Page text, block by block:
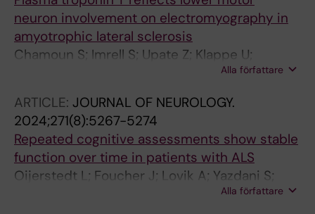
neuron involvement on electromyography in
amyotrophic lateral sclerosis
Chamoun S; Imrell S; Upate Z; Klappe U;
Oijerstedt L; Yazdani S; Franko MA; Foucher J;
Svennberg E; Juto A; Ingre C
Alla författare
ARTICLE: JOURNAL OF NEUROLOGY.
2024;271(8):5267-5274
Repeated cognitive assessments show stable
function over time in patients with ALS
Oijerstedt L; Foucher J; Lovik A; Yazdani S;
Alla författare